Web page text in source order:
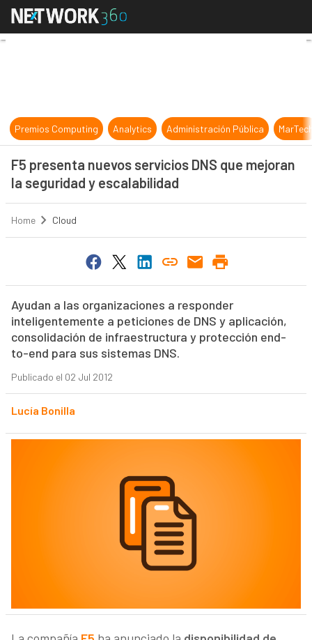
F5 presenta nuevos servicios
Premios Computing Analytics Administración Pública
F5 presenta nuevos servicios DNS que mejoran
la seguridad y escalabilidad
Home Cloud
Ayudan a las organizaciones a responder
inteligentemente a peticiones de DNS y aplicación,
consolidación de infraestructura y protección end-
to-end para sus sistemas DNS.
Publicado el 02 Jul 2012
Lucía Bonilla